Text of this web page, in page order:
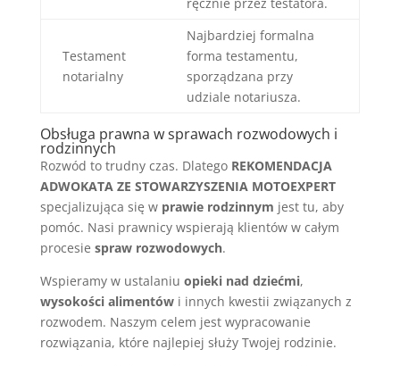
Testament
notarialny
Najbardziej formalna
forma testamentu,
sporządzana przy
udziale notariusza.
Obsługa prawna w sprawach rozwodowych i
rodzinnych
Rozwód to trudny czas. Dlatego REKOMENDACJA
ADWOKATA ZE STOWARZYSZENIA MOTOEXPERT
specjalizująca się w prawie rodzinnym jest tu, aby
pomóc. Nasi prawnicy wspierają klientów w całym
procesie spraw rozwodowych.
Wspieramy w ustalaniu opieki nad dziećmi,
wysokości alimentówi innych kwestii związanych z
rozwodem. Naszym celem jest wypracowanie
rozwiązania, które najlepiej służy Twojej rodzinie.